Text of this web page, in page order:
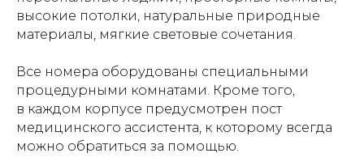
высокие потолки, натуральные природные
материалы, мягкие световые сочетания.
Все номера оборудованы специальными
процедурными комнатами. Кроме того,
в каждом корпусе предусмотрен пост
медицинского ассистента, к которому всегда
можно обратиться за помощью.